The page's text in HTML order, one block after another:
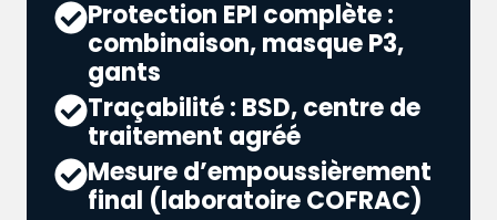
Protection EPI complète :
combinaison, masque P3,
gants
Traçabilité : BSD, centre de
traitement agréé
Mesure d’empoussièrement
final (laboratoire COFRAC)